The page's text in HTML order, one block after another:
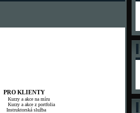
PRO KLIENTY
Kurzy a akce na míru
Kurzy a akce z portfolia
Instruktorská služba